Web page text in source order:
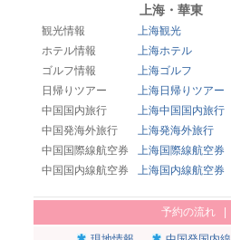
上海・華東
観光情報 上海観光
ホテル情報
上海ホテル
ゴルフ情報
上海ゴルフ
日帰りツアー
上海日帰りツアー
中国国内旅行
上海中国国内旅行
中国発海外旅行
上海発海外旅行
中国国際線航空券
上海国際線航空券
中国国内線航空券
上海国内線航空券
予約の流れ